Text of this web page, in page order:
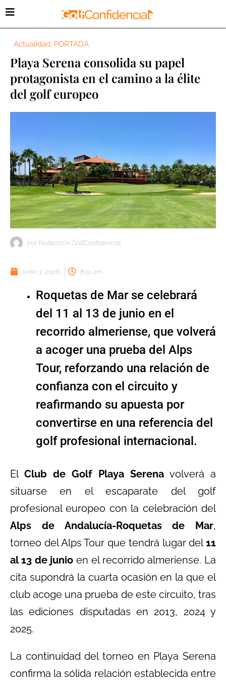
Actualidad, PORTADA
Playa Serena consolida su papel
protagonista en el camino a la élite
del golf europeo
por Redacción GolfConfidencial
junio 3, 2026 8:51 am
Roquetas de Mar se celebrará
del 11 al 13 de junio en el
recorrido almeriense, que volverá
a acoger una prueba del Alps
Tour, reforzando una relación de
confianza con el circuito y
reafirmando su apuesta por
convertirse en una referencia del
golf profesional internacional.
ElClub de Golf Playa Serenavolverá a
situarse en el escaparate del golf
profesional europeo con la celebración del
Alps de Andalucía-Roquetas de Mar,
torneo del Alps Tour que tendrá lugar del11
al 13 de junio en el recorrido almeriense. La
cita supondrá la cuarta ocasión en la que el
club acoge una prueba de este circuito, tras
las ediciones disputadas en 2013, 2024 y
2025.
La continuidad del torneo en Playa Serena
confirma la sólida relación establecida entre